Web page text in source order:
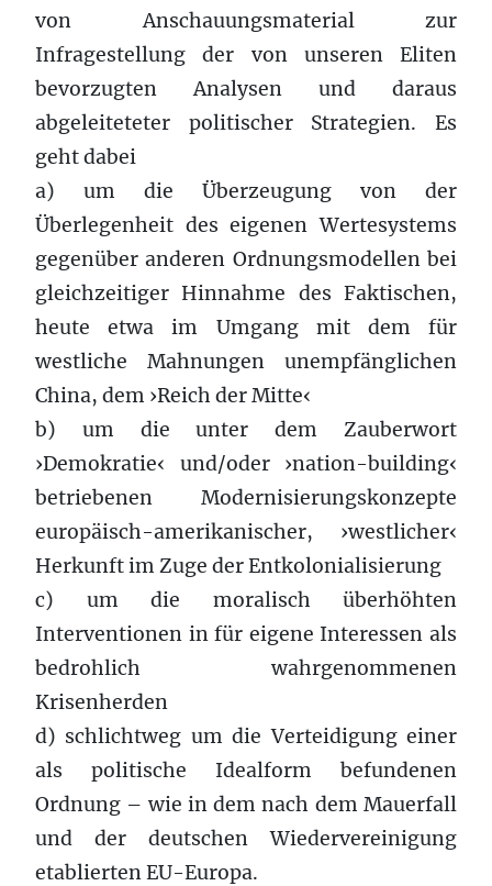
von Anschauungsmaterial zur
Infragestellung der von unseren Eliten
bevorzugten Analysen und daraus
abgeleiteteter politischer Strategien. Es
geht dabei
a) um die Überzeugung von der
Überlegenheit des eigenen Wertesystems
gegenüber anderen Ordnungsmodellen bei
gleichzeitiger Hinnahme des Faktischen,
heute etwa im Umgang mit dem für
westliche Mahnungen unempfänglichen
China, dem ›Reich der Mitte‹
b) um die unter dem Zauberwort
›Demokratie‹ und/oder ›nation-building‹
betriebenen Modernisierungskonzepte
europäisch-amerikanischer, ›westlicher‹
Herkunft im Zuge der Entkolonialisierung
c) um die moralisch überhöhten
Interventionen in für eigene Interessen als
bedrohlich wahrgenommenen
Krisenherden
d) schlichtweg um die Verteidigung einer
als politische Idealform befundenen
Ordnung – wie in dem nach dem Mauerfall
und der deutschen Wiedervereinigung
etablierten EU-Europa.